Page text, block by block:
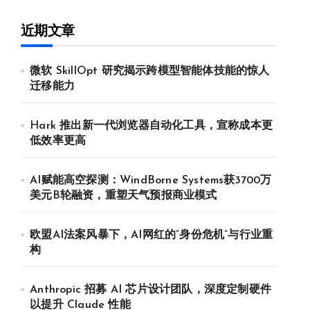
近期文章
微软 SkillOpt 研究揭示跨模型智能体技能的惊人
迁移能力
Hark 推出新一代浏览器自动化工具，宣称成本更
低效率更高
AI赋能高空探测：WindBorne Systems获3700万
美元B轮融资，重塑天气预报商业模式
欧盟AI法案风暴下，AI网红的“身份危机”与行业重
构
Anthropic 招募 AI 芯片设计团队，深度定制硬件
以提升 Claude 性能